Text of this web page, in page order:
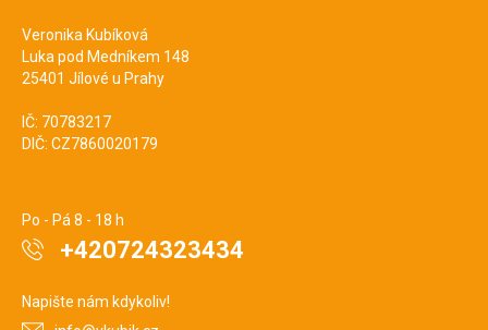
Veronika Kubíková
Luka pod Medníkem 148
25401 Jílové u Prahy
IČ: 70783217
DIČ: CZ7860020179
Po - Pá 8 - 18 h
+420724323434
Napište nám kdykoliv!